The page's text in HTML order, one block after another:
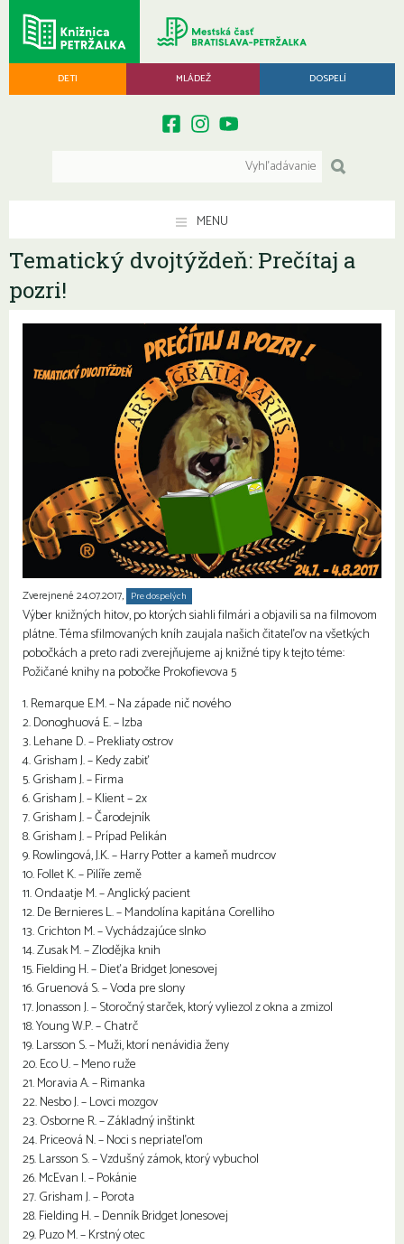
DETI MLÁDEŽ DOSPELÍ
MENU
Tematický dvojtýždeň: Prečítaj a
pozri!
Zverejnené 24.07.2017, Pre dospelých
Výber knižných hitov, po ktorých siahli filmári a objavili sa na filmovom
plátne. Téma sfilmovaných kníh zaujala našich čitateľov na všetkých
pobočkách a preto radi zverejňujeme aj knižné tipy k tejto téme:
Požičané knihy na pobočke Prokofievova 5
1. Remarque E.M. – Na západe nič nového
2. Donoghuová E. – Izba
3. Lehane D. – Prekliaty ostrov
4. Grisham J. – Kedy zabiť
5. Grisham J. – Firma
6. Grisham J. – Klient – 2x
7. Grisham J. – Čarodejník
8. Grisham J. – Prípad Pelikán
9. Rowlingová, J.K. – Harry Potter a kameň mudrcov
10. Follet K. – Pilíře země
11. Ondaatje M. – Anglický pacient
12. De Bernieres L. – Mandolína kapitána Corelliho
13. Crichton M. – Vychádzajúce slnko
14. Zusak M. – Zlodějka knih
15. Fielding H. – Dieťa Bridget Jonesovej
16. Gruenová S. – Voda pre slony
17. Jonasson J. – Storočný starček, ktorý vyliezol z okna a zmizol
18. Young W.P. – Chatrč
19. Larsson S. – Muži, ktorí nenávidia ženy
20. Eco U. – Meno ruže
21. Moravia A. – Rimanka
22. Nesbo J. – Lovci mozgov
23. Osborne R. – Základný inštinkt
24. Priceová N. – Noci s nepriateľom
25. Larsson S. – Vzdušný zámok, ktorý vybuchol
26. McEvan I. – Pokánie
27. Grisham J. – Porota
28. Fielding H. – Denník Bridget Jonesovej
29. Puzo M. – Krstný otec